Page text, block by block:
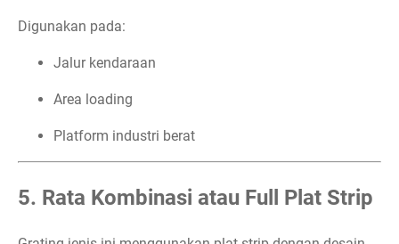
Digunakan pada:
Jalur kendaraan
Area loading
Platform industri berat
5. Rata Kombinasi atau Full Plat Strip